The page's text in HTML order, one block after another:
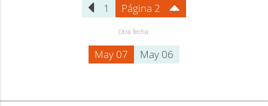
1 Página 2
Otra fecha:
May 07 May 06